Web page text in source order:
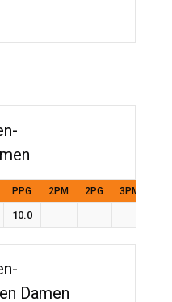
PPG 2PM 2PG 3PM
10.0
Damen